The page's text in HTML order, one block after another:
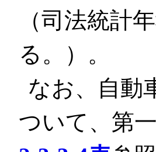
（司法統計
る。）。
なお、自動
ついて、第